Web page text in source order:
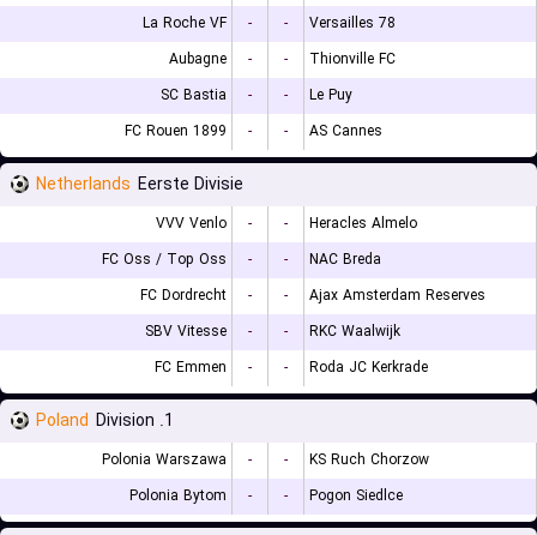
La Roche VF
- -
Versailles 78
Aubagne
- -
Thionville FC
SC Bastia
- -
Le Puy
FC Rouen 1899
- - AS Cannes
Netherlands Eerste Divisie
VVV Venlo - -
Heracles Almelo
FC Oss / Top Oss
- -
NAC Breda
FC Dordrecht
- -
Ajax Amsterdam Reserves
SBV Vitesse
- -
RKC Waalwijk
FC Emmen
- - Roda JC Kerkrade
Poland 1. Division
Polonia Warszawa - -
KS Ruch Chorzow
Polonia Bytom
- - Pogon Siedlce